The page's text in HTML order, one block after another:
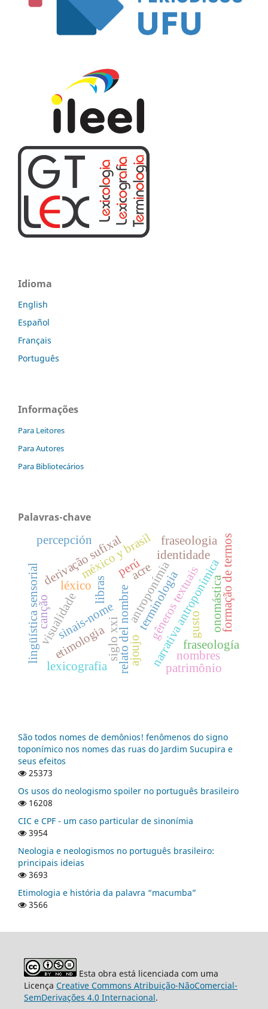
Idioma
English
Español
Français
Português
Informações
Para Leitores
Para Autores
Para Bibliotecários
Palavras-chave
antroponímia
sinais-nome
libras
visualidade
identidade
narrativa antroponímica
relato del nombre
siglo xxi
méxico y brasil fraseologia
derivação sufixal formação de termos
etimologia
terminologia
lingüística sensorial
percepción
fraseología
gusto
gêneros textuais
ajoujo
léxico
patrimônio
onomástica
acre
lexicografia
nombres
perú
canção
São todos nomes de demônios! fenômenos do signo
toponímico nos nomes das ruas do Jardim Sucupira e
seus efeitos
25373
Os usos do neologismo spoiler no português brasileiro
16208
CIC e CPF - um caso particular de sinonímia
3954
Neologia e neologismos no português brasileiro:
principais ideias
3693
Etimologia e história da palavra “macumba”
3566
Esta obra está licenciada com uma
Licença Creative Commons Atribuição-NãoComercial-
SemDerivações 4.0 Internacional.